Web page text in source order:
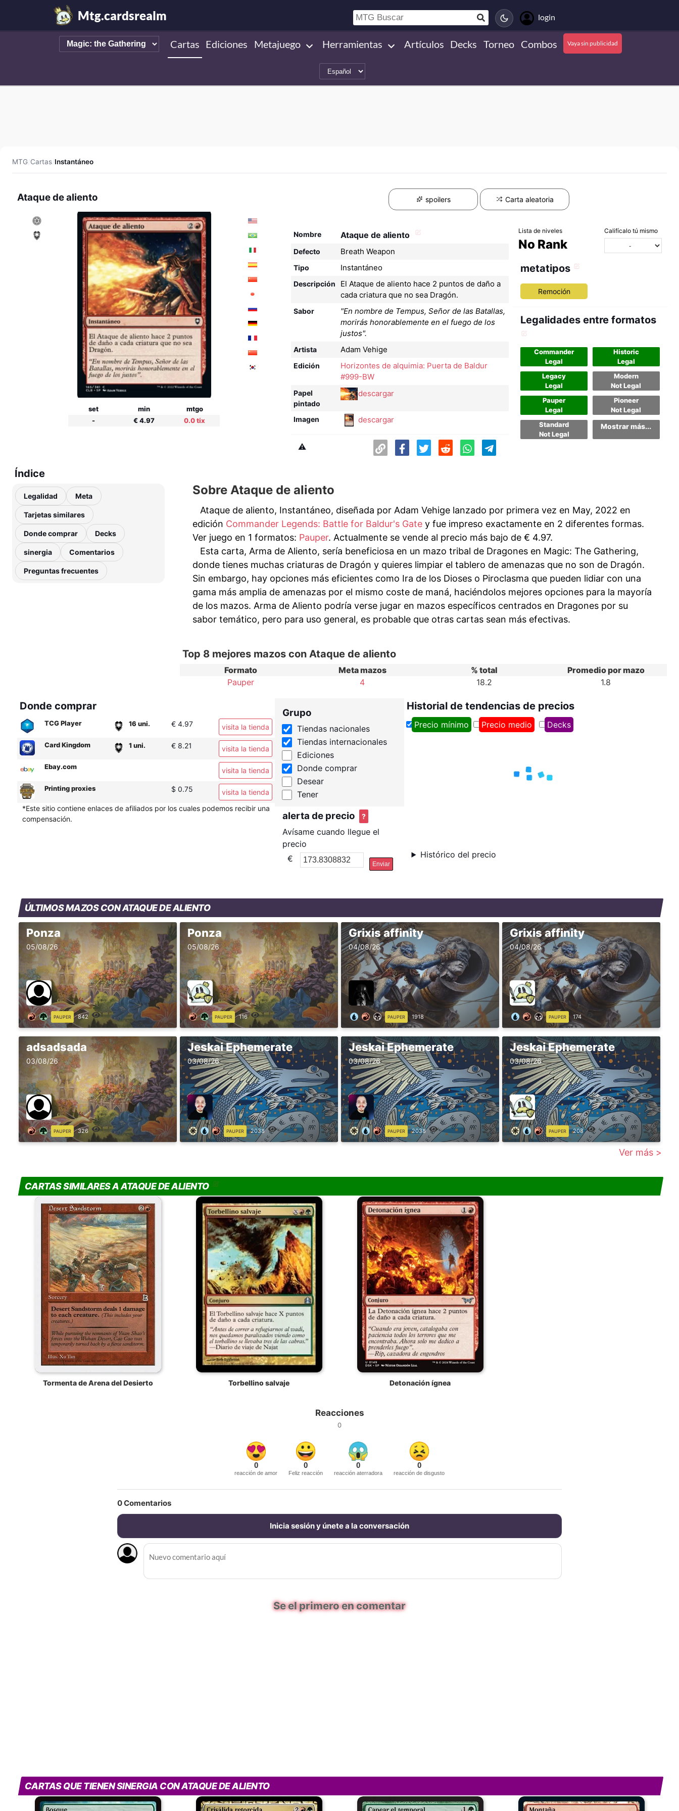
Mtg.cardsrealm login
Cartas Ediciones Metajuego Herramientas Artículos Decks Torneo Combos Vaya sin publicidad
MTG/Cartas/Instantáneo
Ataque de aliento
set min
mtgo
-
€ 4.97 0.0 tix
spoilers Carta aleatoria
Nombre Ataque de aliento
Defecto Breath Weapon
Tipo Instantáneo
Descripción
El Ataque de aliento hace 2 puntos de daño a
cada criatura que no sea Dragón.
Sabor
"En nombre de Tempus, Señor de las Batallas,
morirás honorablemente en el fuego de los
justos".
Artista Adam Vehige
Edición
Horizontes de alquimia: Puerta de Baldur
#999-BW
Papel
pintado
descargar
Imagen descargar
⚠️
Lista de niveles
No Rank
Califícalo tú mismo
metatipos
Remoción
Legalidades entre formatos
Commander
Legal
Historic
Legal
Legacy
Legal
Modern
Not Legal
Pauper
Legal
Pioneer
Not Legal
Standard
Not Legal
Mostrar más...
Índice
Legalidad Meta
Tarjetas similares
Donde comprar Decks
sinergia Comentarios
Preguntas frecuentes
Sobre Ataque de aliento
Ataque de aliento, Instantáneo, diseñada por Adam Vehige lanzado por primera vez en May, 2022 en
edición Commander Legends: Battle for Baldur's Gatey fue impreso exactamente en 2 diferentes formas.
Ver juego en 1 formatos: Pauper. Actualmente se vende al precio más bajo de € 4.97.
Esta carta, Arma de Aliento, sería beneficiosa en un mazo tribal de Dragones en Magic: The Gathering,
donde tienes muchas criaturas de Dragón y quieres limpiar el tablero de amenazas que no son de Dragón.
Sin embargo, hay opciones más eficientes como Ira de los Dioses o Piroclasma que pueden lidiar con una
gama más amplia de amenazas por el mismo coste de maná, haciéndolos mejores opciones para la mayoría
de los mazos. Arma de Aliento podría verse jugar en mazos específicos centrados en Dragones por su
sabor temático, pero para uso general, es probable que otras cartas sean más efectivas.
Top 8 mejores mazos con Ataque de aliento
Formato Meta mazos % total
Promedio por mazo
Pauper
4 18.2 1.8
Donde comprar
TCG Player 16 uni. € 4.97 visita la tienda
Card Kingdom 1 uni. € 8.21 visita la tienda
Ebay.com visita la tienda
Printing proxies $ 0.75
visita la tienda
*Este sitio contiene enlaces de afiliados por los cuales podemos recibir una
compensación.
Grupo
Tiendas nacionales
Tiendas internacionales
Ediciones
Donde comprar
Desear
Tener
alerta de precio ?
Avísame cuando llegue el
precio
€
Enviar
Historial de tendencias de precios
Precio mínimo Precio medio Decks
Histórico del precio
ÚLTIMOS MAZOS CON ATAQUE DE ALIENTO
Ponza
05/08/26
PAUPER 842
Ponza
05/08/26
PAUPER 116
Grixis affinity
04/08/26
PAUPER 1918
Grixis affinity
04/08/26
PAUPER 174
adsadsada
03/08/26
PAUPER 326
Jeskai Ephemerate
03/08/26
PAUPER 2038
Jeskai Ephemerate
03/08/26
PAUPER 2038
Jeskai Ephemerate
03/08/26
PAUPER 208
Ver más >
CARTAS SIMILARES A ATAQUE DE ALIENTO
Tormenta de Arena del Desierto Torbellino salvaje Detonación ígnea
Reacciones
0
0
reacción de amor
0
Feliz reacción
0
reacción aterradora
0
reacción de disgusto
0Comentarios
Inicia sesión y únete a la conversación
Se el primero en comentar
CARTAS QUE TIENEN SINERGIA CON ATAQUE DE ALIENTO